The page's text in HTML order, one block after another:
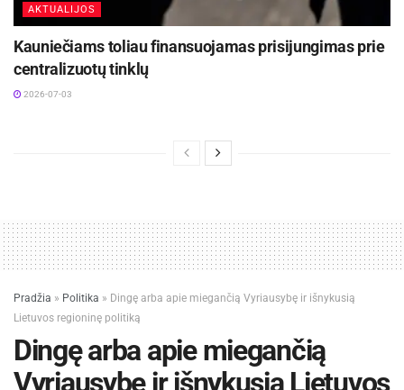
AKTUALIJOS
Kauniečiams toliau finansuojamas prisijungimas prie
centralizuotų tinklų
2026-07-03
Pradžia » Politika » Dingę arba apie miegančią Vyriausybę ir išnykusią
Lietuvos regioninę politiką
Dingę arba apie miegančią
Vyriausybę ir išnykusią Lietuvos